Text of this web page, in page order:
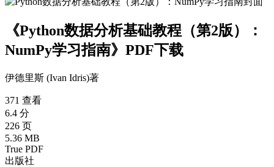
《Python数据分析基础教程（第2版）：
NumPy学习指南》PDF下载
伊德里斯 (Ivan Idris)著
371 查看
6.4 分
226 页
5.36 MB
True PDF
出版社